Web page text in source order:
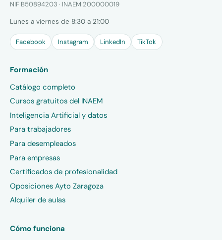
NIF B50894203 · INAEM 200000019
Lunes a viernes de 8:30 a 21:00
Facebook Instagram LinkedIn TikTok
Formación
Catálogo completo
Cursos gratuitos del INAEM
Inteligencia Artificial y datos
Para trabajadores
Para desempleados
Para empresas
Certificados de profesionalidad
Oposiciones Ayto Zaragoza
Alquiler de aulas
Cómo funciona